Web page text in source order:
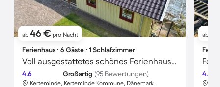
ab 46 € pro Nacht
Ferienhaus ∙ 6 Gäste ∙ 1 Schlafzimmer
Voll ausgestattetes schönes Ferienhaus mit Terrasse | Wasserblick
4.6 Großartig (95 Bewertungen)
Kerteminde, Kerteminde Kommune, Dänemark
ab
4.5